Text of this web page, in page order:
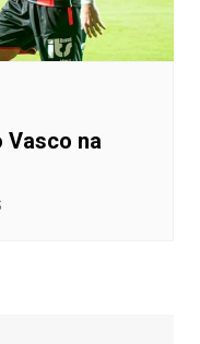
Vasco na